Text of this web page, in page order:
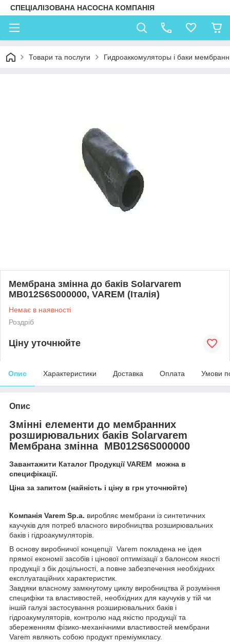
СПЕЦІАЛІЗОВАНА НАСОСНА КОМПАНІЯ
Товари та послуги Гидроаккомуляторы і баки
Мембрана змінна до баків Solarvarem
MB012S6S000000, VAREM (Італія)
Немає в наявності
Роздріб
Ціну уточнюйте
Опис Характеристики Доставка Оплата Умови
Опис
Змінні елементи до мембранних
розширювальних баків Solarvarem
Мембрана змінна MB012S6S000000
Завантажити Каталог Продукції VAREM можна в
специфікації.
Ціна за запитом (найність і ціну в грн уточнюйте)
Компанія Varem Sp.a. виробляє мембрани із синтетичних
каучуків для потреб власного виробництва розширювальних
баків і гідроакумуляторів.
В основу виробничої концепції Varem покладена не ідея
прямої економії засобів і цінової оптимізації з балонсом якості
продукції з бік доцільності, а повне забезпечення необхідних
експлуатаційних характеристик.
Завдяки власному замкнутому циклу виробництва й розуміння
специфіки та властивостей, необхідних для каучуків у тій чи
іншій галузі застосування розширювальних баків і
гідроакумуляторів, контролю над якістю продукції та
збереженням фізико-механічними властивостей мембрани
Varem являють собою продукт преміумкласу.